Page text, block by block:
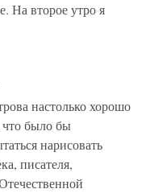
На второе утро я
настолько хорошо
что было бы
нарисовать
писателя,